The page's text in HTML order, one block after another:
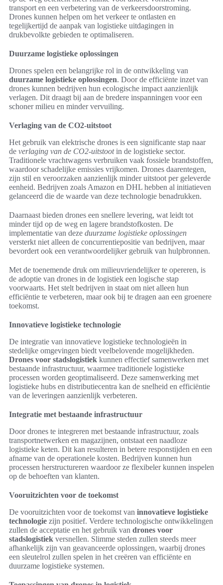
transport en een verbetering van de verkeersdoorstroming.
Drones kunnen helpen om het verkeer te ontlasten en
tegelijkertijd de aanpak van logistieke uitdagingen in
drukbevolkte gebieden te optimaliseren.
Duurzame logistieke oplossingen
Drones spelen een belangrijke rol in de ontwikkeling van
duurzame logistieke oplossingen. Door de efficiënte inzet van
drones kunnen bedrijven hun ecologische impact aanzienlijk
verlagen. Dit draagt bij aan de bredere inspanningen voor een
schoner milieu en minder vervuiling.
Verlaging van de CO2-uitstoot
Het gebruik van elektrische drones is een significante stap naar
de verlaging van de CO2-uitstootin de logistieke sector.
Traditionele vrachtwagens verbruiken vaak fossiele brandstoffen,
waardoor schadelijke emissies vrijkomen. Drones daarentegen,
zijn stil en veroorzaken aanzienlijk minder uitstoot per geleverde
eenheid. Bedrijven zoals Amazon en DHL hebben al initiatieven
gelanceerd die de waarde van deze technologie benadrukken.
Daarnaast bieden drones een snellere levering, wat leidt tot
minder tijd op de weg en lagere brandstofkosten. De
implementatie van deze duurzame logistieke oplossingen
versterkt niet alleen de concurrentiepositie van bedrijven, maar
bevordert ook een verantwoordelijker gebruik van hulpbronnen.
Met de toenemende druk om milieuvriendelijker te opereren, is
de adoptie van drones in de logistiek een logische stap
voorwaarts. Het stelt bedrijven in staat om niet alleen hun
efficiëntie te verbeteren, maar ook bij te dragen aan een groenere
toekomst.
Innovatieve logistieke technologie
De integratie van innovatieve logistieke technologieën in
stedelijke omgevingen biedt veelbelovende mogelijkheden.
Drones voor stadslogistiek kunnen effectief samenwerken met
bestaande infrastructuur, waarmee traditionele logistieke
processen worden geoptimaliseerd. Deze samenwerking met
logistieke hubs en distributiecentra kan de snelheid en efficiëntie
van de leveringen aanzienlijk verbeteren.
Integratie met bestaande infrastructuur
Door drones te integreren met bestaande infrastructuur, zoals
transportnetwerken en magazijnen, ontstaat een naadloze
logistieke keten. Dit kan resulteren in betere responstijden en een
afname van de operationele kosten. Bedrijven kunnen hun
processen herstructureren waardoor ze flexibeler kunnen inspelen
op de behoeften van klanten.
Vooruitzichten voor de toekomst
De vooruitzichten voor de toekomst van innovatieve logistieke
technologie zijn positief. Verdere technologische ontwikkelingen
zullen de acceptatie en het gebruik van drones voor
stadslogistiek versnellen. Slimme steden zullen steeds meer
afhankelijk zijn van geavanceerde oplossingen, waarbij drones
een sleutelrol zullen spelen in het creëren van efficiënte en
duurzame logistieke systemen.